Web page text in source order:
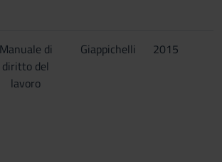
Manuale di
diritto del
lavoro
Giappichelli 2015